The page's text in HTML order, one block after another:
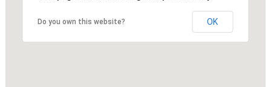
Do you own this website? OK